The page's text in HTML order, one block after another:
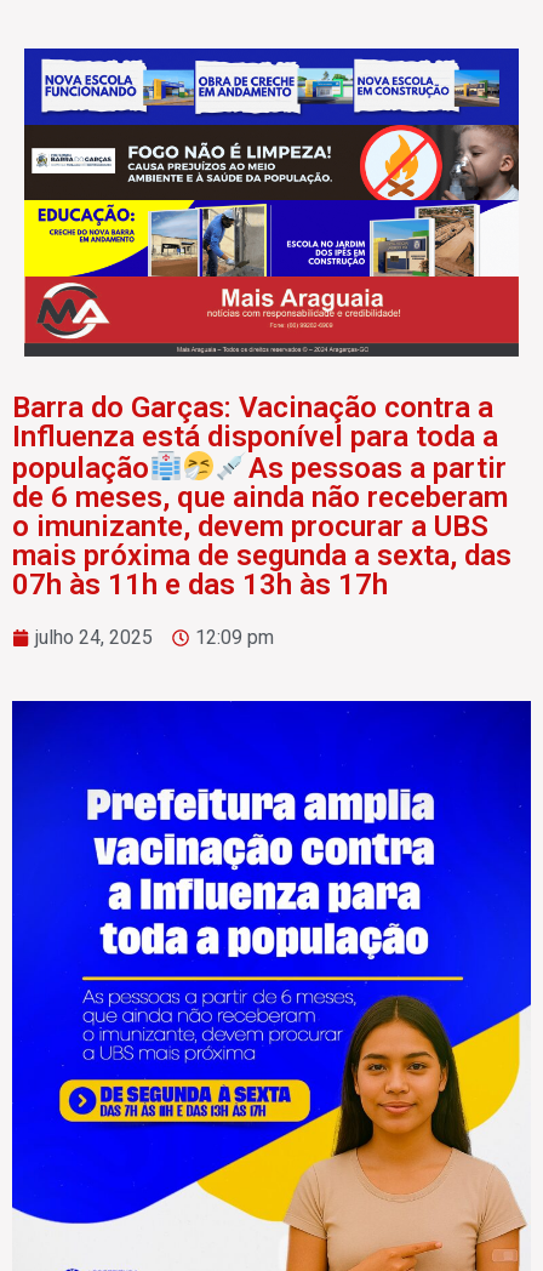
Barra do Garças: Vacinação contra a
Influenza está disponível para toda a
população
As pessoas a partir
de 6 meses, que ainda não receberam
o imunizante, devem procurar a UBS
mais próxima de segunda a sexta, das
07h às 11h e das 13h às 17h
julho 24, 2025 12:09 pm